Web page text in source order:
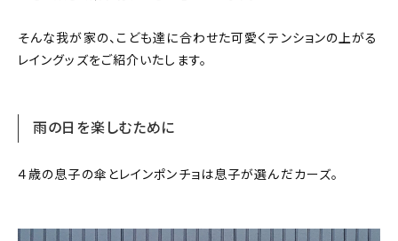
そんな我が家の、こども達に合わせた可愛くテンションの上がる
レイングッズをご紹介いたします。
雨の日を楽しむために
４歳の息子の傘とレインポンチョは息子が選んだカーズ。